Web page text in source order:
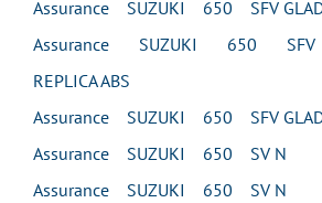
Assurance SUZUKI 650 SFV
Assurance SUZUKI 650 SFV
REPLICA ABS
Assurance SUZUKI 650 SFV
Assurance SUZUKI 650 SV N
Assurance SUZUKI 650 SV N